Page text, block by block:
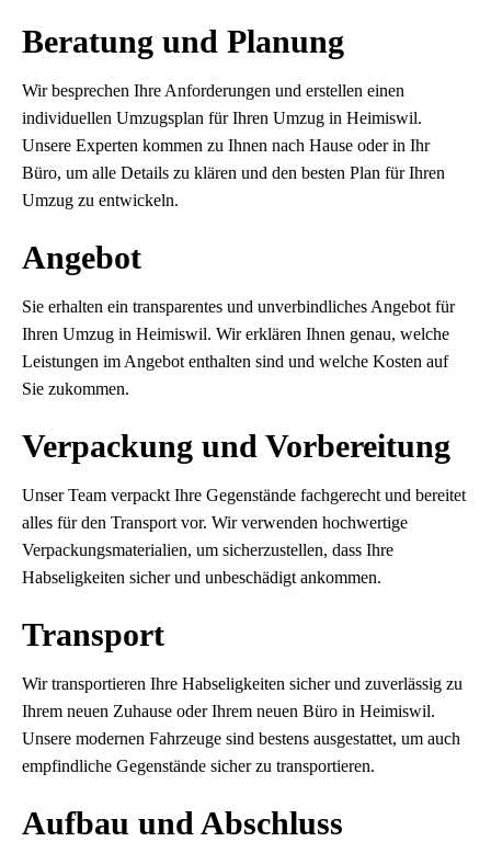
Beratung und Planung
Wir besprechen Ihre Anforderungen und erstellen einen
individuellen Umzugsplan für Ihren Umzug in Heimiswil.
Unsere Experten kommen zu Ihnen nach Hause oder in Ihr
Büro, um alle Details zu klären und den besten Plan für Ihren
Umzug zu entwickeln.
Angebot
Sie erhalten ein transparentes und unverbindliches Angebot für
Ihren Umzug in Heimiswil. Wir erklären Ihnen genau, welche
Leistungen im Angebot enthalten sind und welche Kosten auf
Sie zukommen.
Verpackung und Vorbereitung
Unser Team verpackt Ihre Gegenstände fachgerecht und bereitet
alles für den Transport vor. Wir verwenden hochwertige
Verpackungsmaterialien, um sicherzustellen, dass Ihre
Habseligkeiten sicher und unbeschädigt ankommen.
Transport
Wir transportieren Ihre Habseligkeiten sicher und zuverlässig zu
Ihrem neuen Zuhause oder Ihrem neuen Büro in Heimiswil.
Unsere modernen Fahrzeuge sind bestens ausgestattet, um auch
empfindliche Gegenstände sicher zu transportieren.
Aufbau und Abschluss